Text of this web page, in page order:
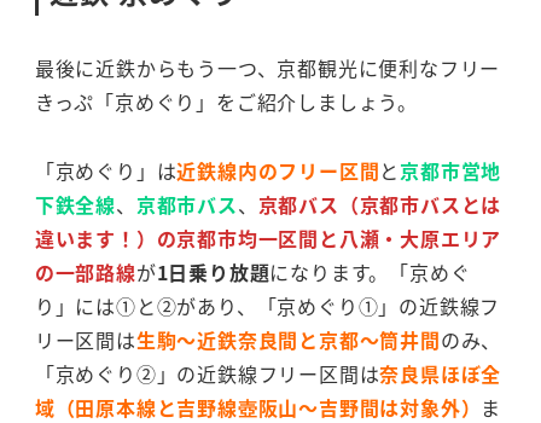
最後に近鉄からもう一つ、京都観光に便利なフリー
きっぷ「京めぐり」をご紹介しましょう。
「京めぐり」は近鉄線内のフリー区間と 京都市営地
下鉄全線、 京都市バス、 京都バス（京都市バスとは
違います！）の京都市均一区間と八瀬・大原エリア
の一部路線が1日乗り放題になります。「京めぐ
り」には①と②があり、「京めぐり①」の近鉄線フ
リー区間は生駒～近鉄奈良間と京都～筒井間のみ、
「京めぐり②」の近鉄線フリー区間は奈良県ほぼ全
域（田原本線と吉野線壺阪山～吉野間は対象外） ま